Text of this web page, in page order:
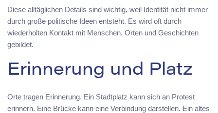
Diese alltäglichen Details sind wichtig, weil Identität nicht immer
durch große politische Ideen entsteht. Es wird oft durch
wiederholten Kontakt mit Menschen, Orten und Geschichten
gebildet.
Erinnerung und Platz
Orte tragen Erinnerung. Ein Stadtplatz kann sich an Protest
erinnern. Eine Brücke kann eine Verbindung darstellen. Ein altes